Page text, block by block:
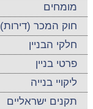
מומחים
חוק המכר (דירות)
חלקי הבניין
פרטי בניין
ליקויי בנייה
תקנים ישראליים